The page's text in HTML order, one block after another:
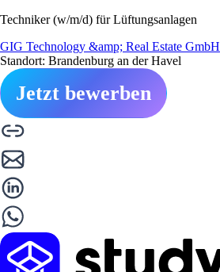
Techniker (w/m/d) für Lüftungsanlagen
GIG Technology &amp; Real Estate GmbH
Standort: Brandenburg an der Havel
Jetzt bewerben